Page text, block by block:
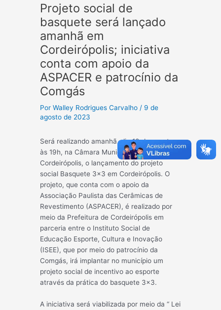
Projeto social de
basquete será lançado
amanhã em
Cordeirópolis; iniciativa
conta com apoio da
ASPACER e patrocínio da
Comgás
PorWalley Rodrigues Carvalho/ 9 de
agosto de 2023
Será realizando amanhã, dia 10 de agosto,
às 19h, na Câmara Municipal de
Cordeirópolis, o lançamento do projeto
social Basquete 3×3 em Cordeirópolis. O
projeto, que conta com o apoio da
Associação Paulista das Cerâmicas de
Revestimento (ASPACER), é realizado por
meio da Prefeitura de Cordeirópolis em
parceria entre o Instituto Social de
Educação Esporte, Cultura e Inovação
(ISEE), que por meio do patrocínio da
Comgás, irá implantar no município um
projeto social de incentivo ao esporte
através da prática do basquete 3×3.
A iniciativa será viabilizada por meio da “ Lei